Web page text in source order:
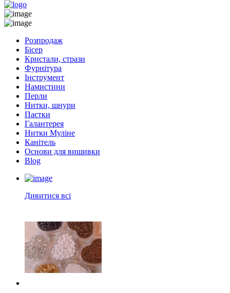
Розпродаж
Бісер
Кристали, стрази
Фурнітура
Інструмент
Намистини
Перли
Нитки, шнури
Паєтки
Галантерея
Нитки Муліне
Канітель
Основи для вишивки
Blog
Дивитися всі